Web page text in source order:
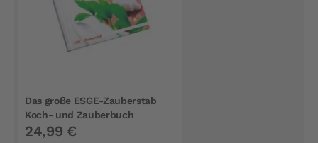
Das große ESGE-Zauberstab
Koch- und Zauberbuch
24,99 €